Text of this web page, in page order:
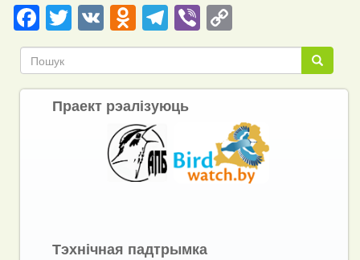
Facebook
Twitter
VKOdnoklassniki
Telegram
ViberCopy
Link Пошук
Пошук
Праект рэалізуюць
Тэхнічная падтрымка